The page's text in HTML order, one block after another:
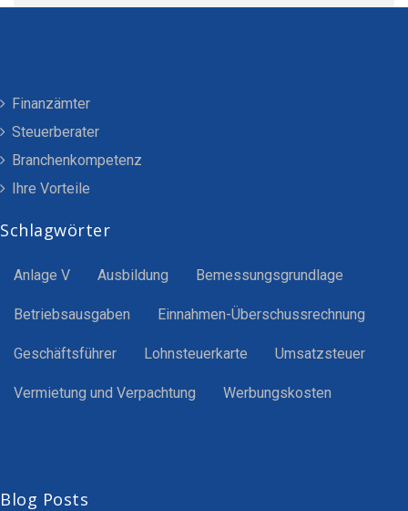
Finanzämter
Steuerberater
Branchenkompetenz
Ihre Vorteile
Schlagwörter
Anlage V Ausbildung Bemessungsgrundlage
Betriebsausgaben Einnahmen-Überschussrechnung
Geschäftsführer Lohnsteuerkarte Umsatzsteuer
Vermietung und Verpachtung Werbungskosten
Blog Posts